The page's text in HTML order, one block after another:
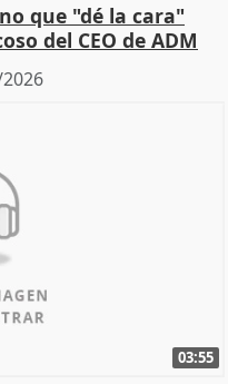
que "dé la cara"
del CEO de ADM
03:55